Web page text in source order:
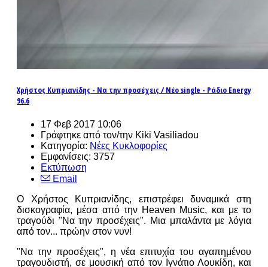
Χρήστος Κυπριανίδης - Να την προσέχεις / Νέο single - Ράδιο Energy
96.6
17 Φεβ 2017 10:06
Γράφτηκε από τον/την Kiki Vasiliadou
Κατηγορία: Νέες Κυκλοφορίες
Εμφανίσεις: 3757
Εκτύπωση
Email
Ο Χρήστος Κυπριανίδης, επιστρέφει δυναμικά στη
δισκογραφία, μέσα από την Heaven Music, και με το
τραγούδι "Να την προσέχεις". Μια μπαλάντα με λόγια
από τον... πρώην στον νυν!
"Να την προσέχεις", η νέα επιτυχία του αγαπημένου
τραγουδιστή, σε μουσική από τον Ιγνάτιο Λουκίδη, και